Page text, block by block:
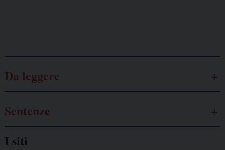
Da leggere
Sentenze
I siti